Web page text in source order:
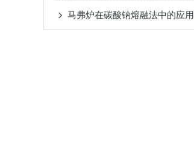
马弗炉在碳酸钠熔融法中的应用